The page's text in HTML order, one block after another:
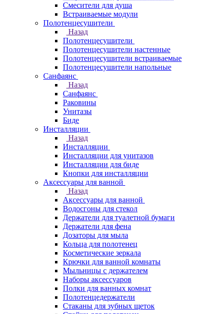
Смесители для душа
Встраиваемые модули
Полотенцесушители
Назад
Полотенцесушители
Полотенцесушители настенные
Полотенцесушители встраиваемые
Полотенцесушители напольные
Санфаянс
Назад
Санфаянс
Раковины
Унитазы
Биде
Инсталляции
Назад
Инсталляции
Инсталляции для унитазов
Инсталляции для биде
Кнопки для инсталляции
Аксессуары для ванной
Назад
Аксессуары для ванной
Водосгоны для стекол
Держатели для туалетной бумаги
Держатели для фена
Дозаторы для мыла
Кольца для полотенец
Косметические зеркала
Крючки для ванной комнаты
Мыльницы с держателем
Наборы аксессуаров
Полки для ванных комнат
Полотенцедержатели
Стаканы для зубных щеток